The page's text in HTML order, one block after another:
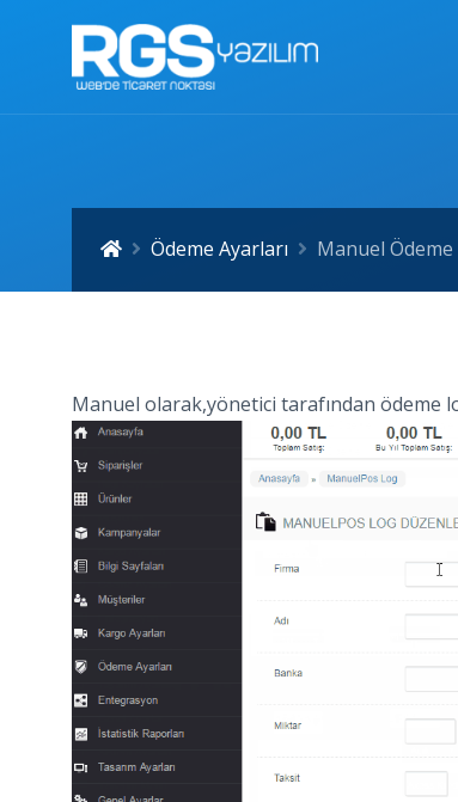
Ödeme Ayarları Manuel Ödeme
Manuel olarak,yönetici tarafından ödeme